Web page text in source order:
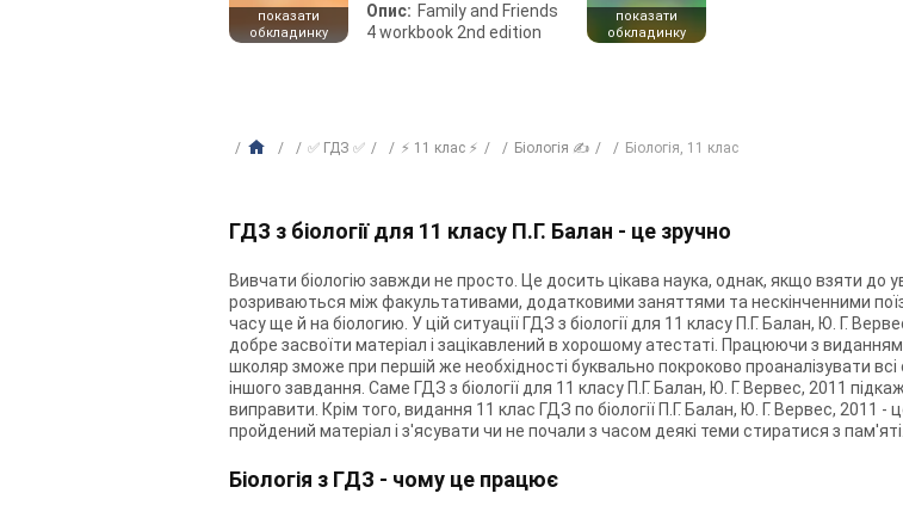
показати
обкладинку
Опис: Family and Friends
4 workbook 2nd edition
показати
обкладинку
✅ ГДЗ ✅ ⚡ 11 клас ⚡ Біологія ✍ Біологія, 11 клас
ГДЗ з біології для 11 класу П.Г. Балан - це зручно
Вивчати біологію завжди не просто. Це досить цікава наука, однак, якщо взяти до
розриваються між факультативами, додатковими заняттями та нескінченними
часу ще й на біологию. У цій ситуації ГДЗ з біології для 11 класу П.Г. Балан, Ю. Г.
добре засвоїти матеріал і зацікавлений в хорошому атестаті. Працюючи з виданням
школяр зможе при першій же необхідності буквально покроково проаналізувати всі
іншого завдання. Саме ГДЗ з біології для 11 класу П.Г. Балан, Ю. Г. Вервес, 2011
виправити. Крім того, видання 11 клас ГДЗ по біології П.Г. Балан, Ю. Г. Вервес, 2011
пройдений матеріал і з'ясувати чи не почали з часом деякі теми стиратися з пам'яті.
Біологія з ГДЗ - чому це працює